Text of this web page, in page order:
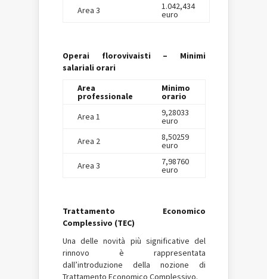
Area 3
1.042,434
euro
Operai florovivaisti – Minimi
salariali orari
Area
professionale
Minimo
orario
Area 1
9,28033
euro
Area 2
8,50259
euro
Area 3
7,98760
euro
Trattamento Economico
Complessivo (TEC)
Una delle novità più significative del
rinnovo è rappresentata
dall’introduzione della nozione di
Trattamento Economico Complessivo.